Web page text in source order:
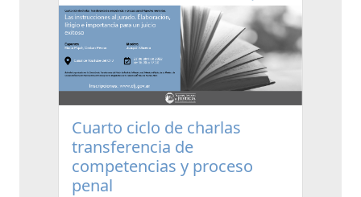
Cuarto ciclo de charlas
transferencia de
competencias y proceso
penal